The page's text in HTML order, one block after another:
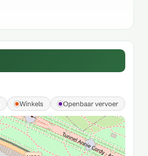
Winkels Openbaar vervoer